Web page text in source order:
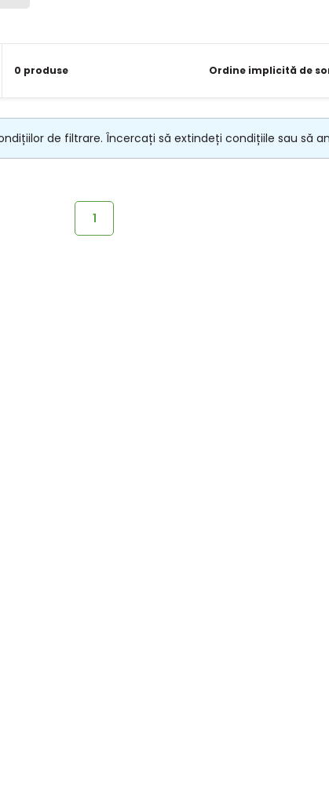
0 produse Ordine implicită de
de filtrare. Încercați să extindeți condițiile sau să
1